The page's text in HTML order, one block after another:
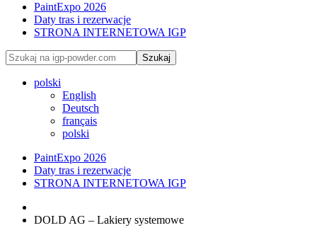
PaintExpo 2026
Daty tras i rezerwacje
STRONA INTERNETOWA IGP
Szukaj
polski
English
Deutsch
français
polski
PaintExpo 2026
Daty tras i rezerwacje
STRONA INTERNETOWA IGP
DOLD AG – Lakiery systemowe